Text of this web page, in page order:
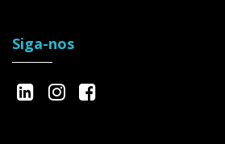
Siga-nos